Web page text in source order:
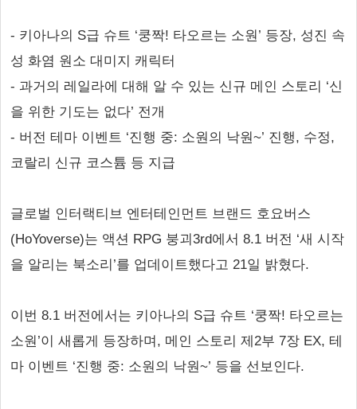
- 키아나의 S급 슈트 ‘쿵짝! 타오르는 소원’ 등장, 성진 속
성 화염 원소 대미지 캐릭터
- 과거의 레일라에 대해 알 수 있는 신규 메인 스토리 ‘신
을 위한 기도는 없다’ 전개
- 버전 테마 이벤트 ‘진행 중: 소원의 낙원~’ 진행, 수정,
코랄리 신규 코스튬 등 지급
글로벌 인터랙티브 엔터테인먼트 브랜드 호요버스
(HoYoverse)는 액션 RPG 붕괴3rd에서 8.1 버전 ‘새 시작
을 알리는 북소리’를 업데이트했다고 21일 밝혔다.
이번 8.1 버전에서는 키아나의 S급 슈트 ‘쿵짝! 타오르는
소원’이 새롭게 등장하며, 메인 스토리 제2부 7장 EX, 테
마 이벤트 ‘진행 중: 소원의 낙원~’ 등을 선보인다.